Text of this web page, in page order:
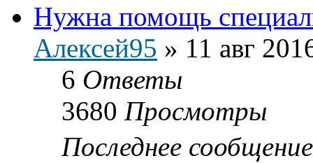
Нужна помощь
Алексей95 » 11 авг
6 Ответы
3680 Просмотры
Последнее